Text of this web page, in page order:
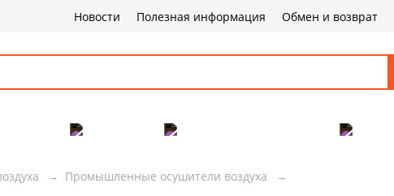
Новости Полезная информация Обмен и возврат
Промышленные осушители воздуха